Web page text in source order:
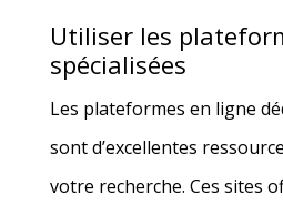
Utiliser les
spécialisées
Les plateformes en ligne
sont d’excellentes
votre recherche. Ces sites